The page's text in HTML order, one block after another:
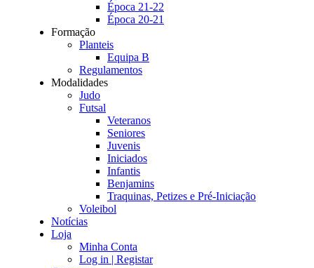
Época 21-22
Época 20-21
Formação
Planteis
Equipa B
Regulamentos
Modalidades
Judo
Futsal
Veteranos
Seniores
Juvenis
Iniciados
Infantis
Benjamins
Traquinas, Petizes e Pré-Iniciação
Voleibol
Notícias
Loja
Minha Conta
Log in | Registar